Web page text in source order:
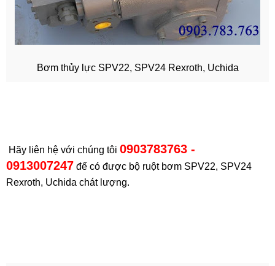
Bơm thủy lực SPV22, SPV24 Rexroth, Uchida
Hãy liên hệ với chúng tôi 0903783763 -
0913007247 để có được bộ ruột bơm SPV22, SPV24
Rexroth, Uchida chát lượng.